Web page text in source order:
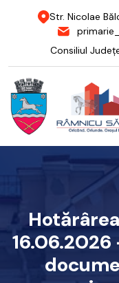
Str. Nicolae
Consiliul